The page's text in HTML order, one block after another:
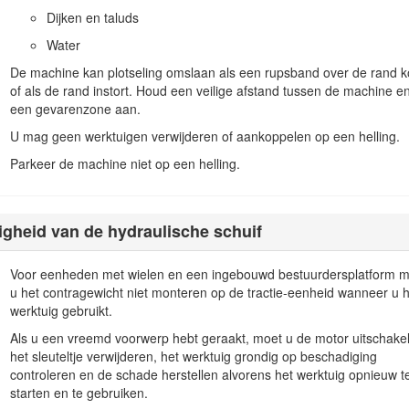
Dijken en taluds
Water
De machine kan plotseling omslaan als een rupsband over de rand
of als de rand instort. Houd een veilige afstand tussen de machine
een gevarenzone aan.
U mag geen werktuigen verwijderen of aankoppelen op een helling.
Parkeer de machine niet op een helling.
van de hydraulische schuif
Voor eenheden met wielen en een ingebouwd bestuurdersplatform
u het contragewicht niet monteren op de tractie-eenheid wanneer u
werktuig gebruikt.
Als u een vreemd voorwerp hebt geraakt, moet u de motor
het sleuteltje verwijderen, het werktuig grondig op beschadiging
controleren en de schade herstellen alvorens het werktuig opnieuw
starten en te gebruiken.
met het zware uiteinde naar de top van de heuvel
de voorzijde van de machine tot het zware uiteinde.
of strekt (indien van toepassing) op een helling, heeft dit invloed
als u op een helling rijdt.
de bestuurder de controle over de machine verliest en deze
of oneffen terrein vereist altijd extra voorzichtigheid.
op voor werken op hellingen. Als onderdeel van deze procedures
kunt gebruiken. Gebruik altijd uw gezond verstand en uw
op hellingen. De toestand van de grond kan van invloed
de machine grip verliest, rijd de helling dan langzaam in een rechte
een bocht moet maken, moet u dit langzaam doen en de zware
te werk. Verander niet plotseling de snelheid of de
de machine op een helling gebruikt, maai die helling dan niet.
bestaat dat de machine omslaat op ongelijk terrein. In hoog